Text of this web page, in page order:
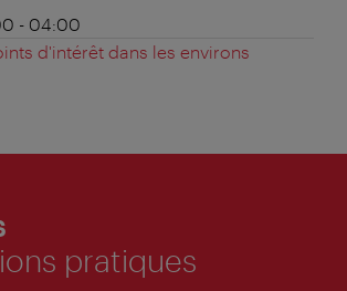
- 04:00
d'intérêt dans les environs
pratiques